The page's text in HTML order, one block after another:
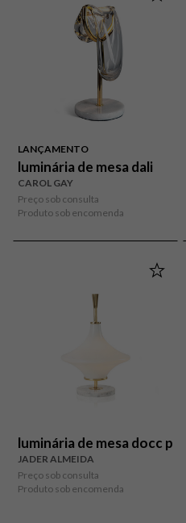
LANÇAMENTO
luminária de mesa dali
CAROL GAY
Preço sob consulta
Produto sob encomenda
luminária de mesa docc p
JADER ALMEIDA
Preço sob consulta
Produto sob encomenda